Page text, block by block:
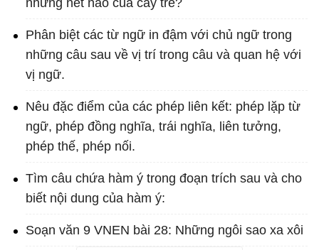
những nét nào của cây tre?
Phân biệt các từ ngữ in đậm với chủ ngữ trong
những câu sau về vị trí trong câu và quan hệ với
vị ngữ.
Nêu đặc điểm của các phép liên kết: phép lặp từ
ngữ, phép đồng nghĩa, trái nghĩa, liên tưởng,
phép thế, phép nối.
Tìm câu chứa hàm ý trong đoạn trích sau và cho
biết nội dung của hàm ý:
Soạn văn 9 VNEN bài 28: Những ngôi sao xa xôi